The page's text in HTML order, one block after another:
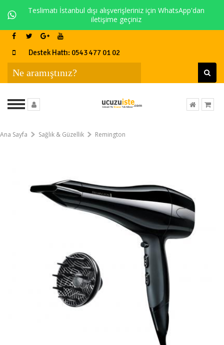
Teslimatı İstanbul dışı alışverişleriniz için WhatsApp'dan
iletişime geçiniz
Destek Hattı: 0543 477 01 02
Ana Sayfa Sağlık & Güzellik Remington